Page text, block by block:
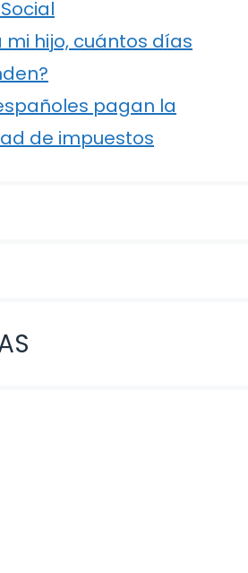
mi hijo, cuántos días
pagan la
de impuestos